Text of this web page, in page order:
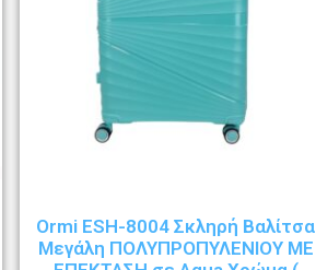
Ormi ESH-8004 Σκληρή Βαλίτσα
Μεγάλη ΠΟΛΥΠΡΟΠΥΛΕΝΙΟΥ ΜΕ